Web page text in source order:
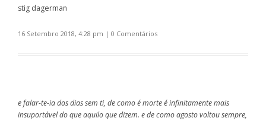
stig dagerman
16 Setembro 2018, 4:28 pm | 0 Comentários
e falar-te-ia dos dias sem ti, de como é morte é infinitamente mais
insuportável do que aquilo que dizem. e de como agosto voltou sempre,